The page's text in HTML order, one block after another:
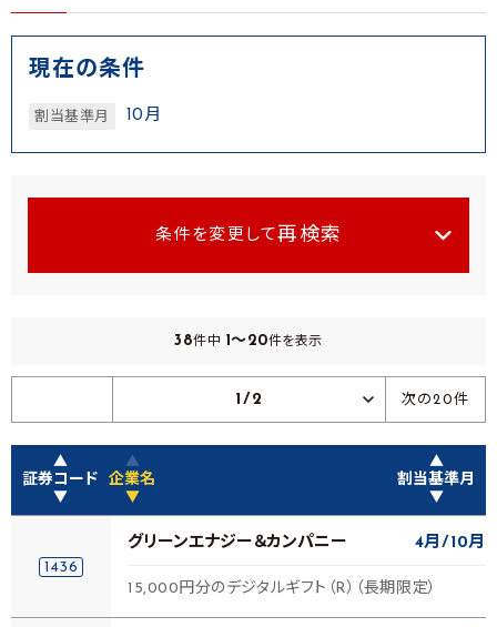
現在の条件
割当基準月 10月
条件を変更して 再検索
38件中 1～20件を表示
1/2 次の20件
▲
証券コード
▼
▲
企業名
▼
▲
割当基準月
▼
1436
グリーンエナジー＆カンパニー 4月 10月
15,000円分のデジタルギフト（R）（長期限定）